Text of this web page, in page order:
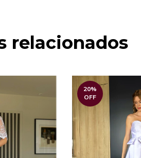
relacionados
20%
OFF